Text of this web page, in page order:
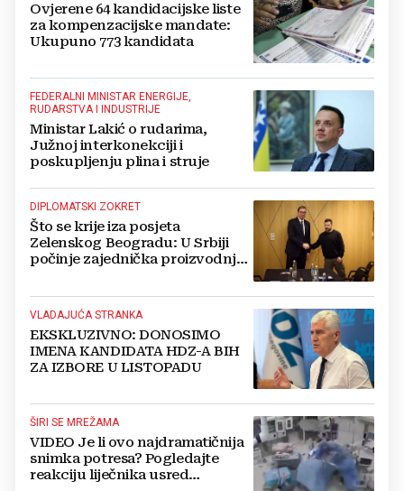
Ovjerene 64 kandidacijske liste
za kompenzacijske mandate:
Ukupuno 773 kandidata
FEDERALNI MINISTAR ENERGIJE,
RUDARSTVA I INDUSTRIJE
Ministar Lakić o rudarima,
Južnoj interkonekciji i
poskupljenju plina i struje
DIPLOMATSKI ZOKRET
Što se krije iza posjeta
Zelenskog Beogradu: U Srbiji
počinje zajednička proizvodnja
VLADAJUĆA STRANKA
EKSKLUZIVNO: DONOSIMO
IMENA KANDIDATA HDZ-A BIH
ZA IZBORE U LISTOPADU
ŠIRI SE MREŽAMA
VIDEO Je li ovo najdramatičnija
snimka potresa? Pogledajte
reakciju liječnika usred